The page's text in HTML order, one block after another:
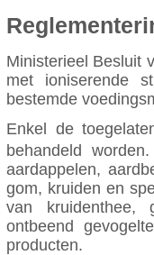
Ministerieel Besluit
met ioniserende
bestemde
Enkel de
behandeld
aardappelen,
gom, kruiden en
van kruidenthee,
ontbeend
producten.